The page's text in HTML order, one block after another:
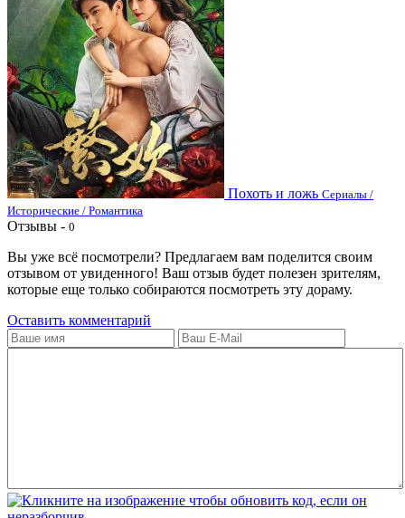
Похоть и ложь Сериалы /
Исторические / Романтика
Отзывы - 0
Вы уже всё посмотрели? Предлагаем вам поделится своим
отзывом от увиденного! Ваш отзыв будет полезен зрителям,
которые еще только собираются посмотреть эту дораму.
Оставить комментарий